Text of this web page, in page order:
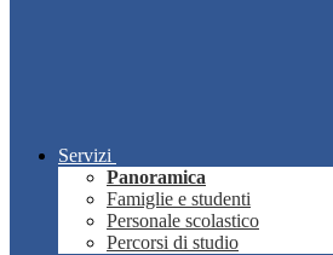
Servizi
Panoramica
Famiglie e studenti
Personale scolastico
Percorsi di studio